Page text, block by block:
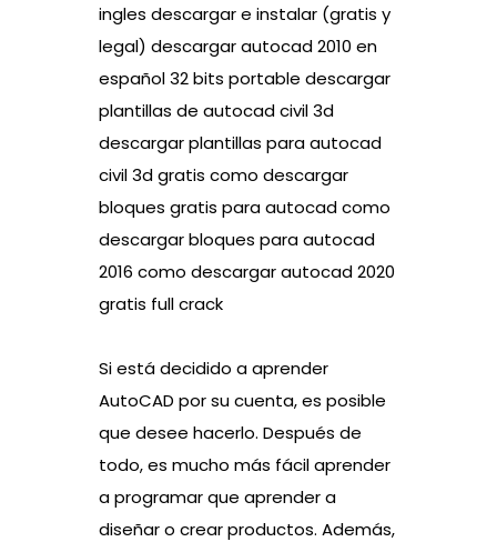
ingles descargar e instalar (gratis y
legal) descargar autocad 2010 en
español 32 bits portable descargar
plantillas de autocad civil 3d
descargar plantillas para autocad
civil 3d gratis como descargar
bloques gratis para autocad como
descargar bloques para autocad
2016 como descargar autocad 2020
gratis full crack
Si está decidido a aprender
AutoCAD por su cuenta, es posible
que desee hacerlo. Después de
todo, es mucho más fácil aprender
a programar que aprender a
diseñar o crear productos. Además,